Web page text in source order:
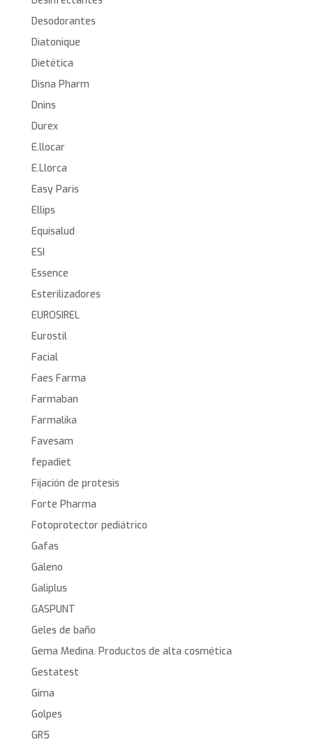
Desodorantes
Diatonique
Dietética
Disna Pharm
Dnins
Durex
E.llocar
E.Llorca
Easy Paris
Ellips
Equisalud
ESI
Essence
Esterilizadores
EUROSIREL
Eurostil
Facial
Faes Farma
Farmaban
Farmalika
Favesam
fepadiet
Fijación de protesis
Forte Pharma
Fotoprotector pediátrico
Gafas
Galeno
Galiplus
GASPUNT
Geles de baño
Gema Medina. Productos de alta cosmética
Gestatest
Gima
Golpes
GR5